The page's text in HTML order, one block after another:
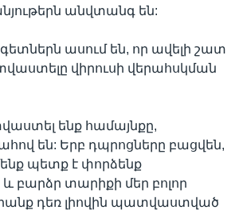
անվտանգ են:
ասում են, որ ավելի շատ
վիրուսի վերահսկման
ենք համայնքը,
են: Երբ դպրոցները բացվեն,
պետք է փորձենք
բարձր տարիքի մեր բոլոր
դեռ լիովին պատվաստված